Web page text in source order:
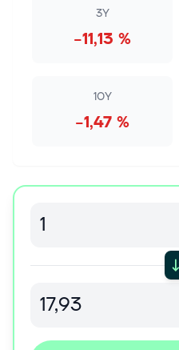
3Y
−11,13 %
10Y
−1,47 %